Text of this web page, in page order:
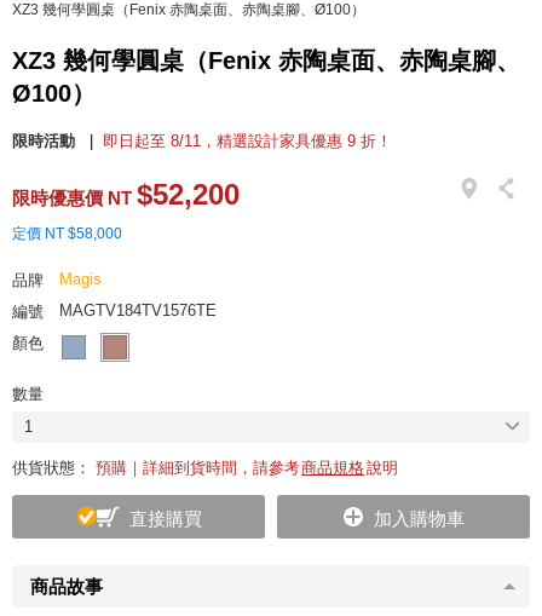
XZ3 幾何學圓桌（Fenix 赤陶桌面、赤陶桌腳、Ø100）
XZ3 幾何學圓桌（Fenix 赤陶桌面、赤陶桌腳、
Ø100）
限時活動 即日起至 8/11，精選設計家具優惠 9 折！
商品故事
限時優惠價 NT $52,200
定價 NT $58,000
品牌
Magis
編號
MAGTV184TV1576TE
顏色
數量
1
供貨狀態： 預購｜詳細到貨時間，請參考商品規格說明
直接購買 加入購物車